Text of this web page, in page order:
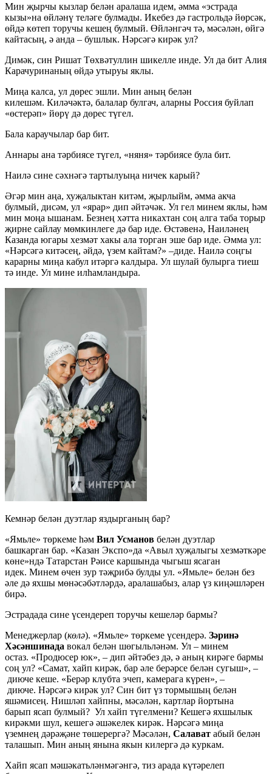
Мин җырчы кызлар белән аралаша идем, әмма «эстрада
кызы»на өйләнү теләге булмады. Икебез дә гастрольдә йөрсәк,
өйдә көтеп торучы кешең булмый. Өйләнгәч тә, мәсәлән, өйгә
кайтасың, ә анда – бушлык. Нәрсәгә кирәк ул?
Димәк, син Ришат Төхвәтуллин шикелле инде. Ул да бит Алия
Карачуринаның өйдә утыруы яклы.
Миңа калса, ул дөрес эшли. Мин аның белән
килешәм. Киләчәктә, балалар булгач, аларны Россия буйлап
«өстерәп» йөрү дә дөрес түгел.
Бала караучылар бар бит.
Аннары ана тәрбиясе түгел, «няня» тәрбиясе була бит.
Наилә сине сәхнәгә тартылуыңа ничек карый?
Әгәр мин аңа, хуҗалыктан китәм, җырлыйм, әмма акча
булмый, дисәм, ул «ярар» дип әйтәчәк. Ул гел минем яклы, һәм
мин моңа ышанам. Безнең хәтта никахтан соң алга таба торыр
җирне сайлау мөмкинлеге дә бар иде. Өстәвенә, Наиләнең
Казанда югары хезмәт хакы ала торган эше бар иде. Әмма ул:
«Нәрсәгә китәсең, әйдә, үзем кайтам?» –диде. Наилә соңгы
карарны миңа кабул итәргә калдыра. Ул шулай булырга тиеш
тә инде. Ул мине илһамландыра.
Кемнәр белән дуэтлар яздырганың бар?
«Ямьле» төркеме һәм Вил Усманов белән дуэтлар
башкарган бар. «Казан Экспо»да «Авыл хуҗалыгы хезмәткәре
көне»ндә Татарстан Рәисе каршында чыгыш ясаган
идек. Минем өчен зур тәҗрибә булды ул. «Ямьле» белән без
әле дә яхшы мөнәсәбәтләрдә, аралашабыз, алар үз киңәшләрен
бирә.
Эстрадада сине үсендереп торучы кешеләр бармы?
Менеджерлар (көлә). «Ямьле» төркеме үсендерә. Зәринә
Хәсәншинада вокал белән шөгыльләнәм. Ул – минем
остаз. «Продюсер юк», – дип әйтәбез дә, ә аның кирәге бармы
соң ул? «Самат, хайп кирәк, бар әле берәрсе белән сугыш», –
диюче кеше. «Берәр клубта эчеп, камерага күрен», –
диюче. Нәрсәгә кирәк ул? Син бит үз тормышың белән
яшәмисең. Нишләп хайпны, мәсәлән, картлар йортына
барып ясап булмый? Ул хайп түгелмени? Кешегә яхшылык
кирәкми шул, кешегә әшәкелек кирәк. Нәрсәгә миңа
үземнең дәрәҗәне төшерергә? Мәсәлән, Салават абый белән
талашып. Мин аның янына якын килергә дә куркам.
Хайп ясап мәшәкатьләнмәгәнгә, тиз арада күтәрелеп